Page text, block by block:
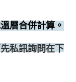
層合併計算。
私訊詢問在下